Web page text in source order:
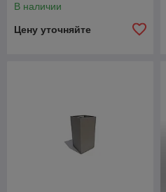
В наличии
Цену уточняйте